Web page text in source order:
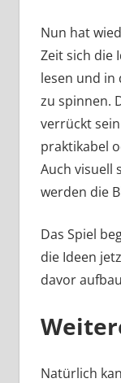
Nun hat
Zeit sich die
lesen und in
zu spinnen.
verrückt
praktikabel
Auch visuell
werden die
Das Spiel
die Ideen
davor
Natürlich